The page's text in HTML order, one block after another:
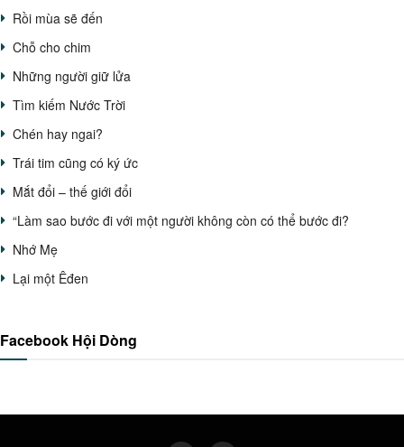
Rồi mùa sẽ đến
Chỗ cho chim
Những người giữ lửa
Tìm kiếm Nước Trời
Chén hay ngai?
Trái tim cũng có ký ức
Mắt đổi – thế giới đổi
“Làm sao bước đi với một người không còn có thể bước đi?
Nhớ Mẹ
Lại một Êđen
Facebook Hội Dòng